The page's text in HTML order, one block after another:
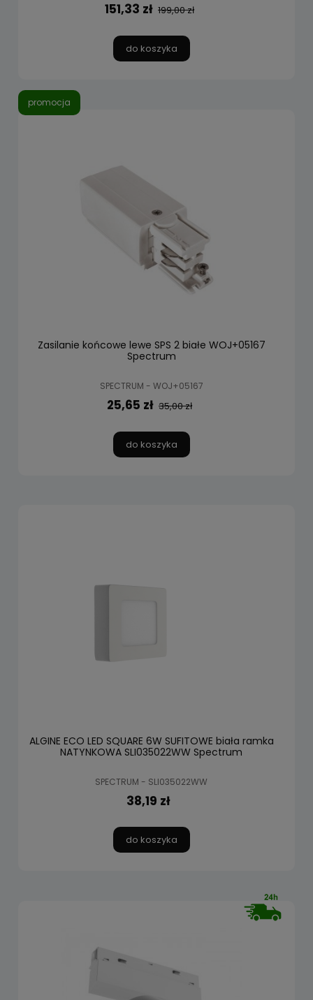
151,33 zł 199,00 zł
do koszyka
Zasilanie końcowe lewe SPS 2 białe WOJ+05167
Spectrum
SPECTRUM - WOJ+05167
25,65 zł 35,00 zł
do koszyka
promocja
ALGINE ECO LED SQUARE 6W SUFITOWE biała ramka
NATYNKOWA SLI035022WW Spectrum
SPECTRUM - SLI035022WW
38,19 zł
do koszyka